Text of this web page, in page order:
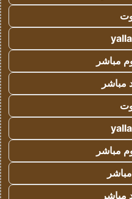
مباشر
مباشر
مباشر
مباشر